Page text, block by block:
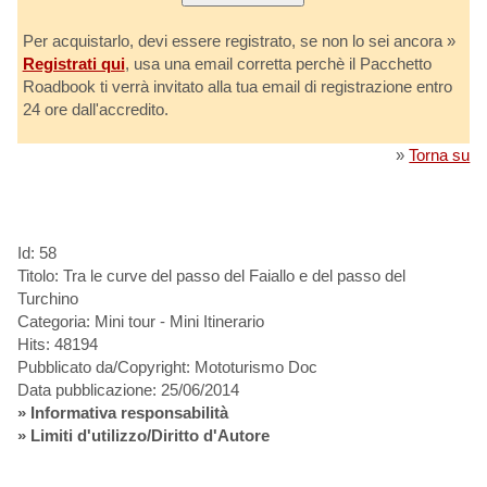
Per acquistarlo, devi essere registrato, se non lo sei ancora »
Registrati qui, usa una email corretta perchè il Pacchetto
Roadbook ti verrà invitato alla tua email di registrazione entro
24 ore dall'accredito.
»Torna su
Id: 58
Titolo: Tra le curve del passo del Faiallo e del passo del
Turchino
Categoria: Mini tour - Mini Itinerario
Hits: 48194
Pubblicato da/Copyright: Mototurismo Doc
Data pubblicazione: 25/06/2014
» Informativa responsabilità
» Limiti d'utilizzo/Diritto d'Autore